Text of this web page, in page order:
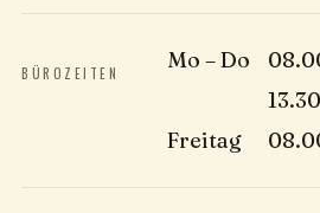
BÜROZEITEN Mo – Do
Freitag